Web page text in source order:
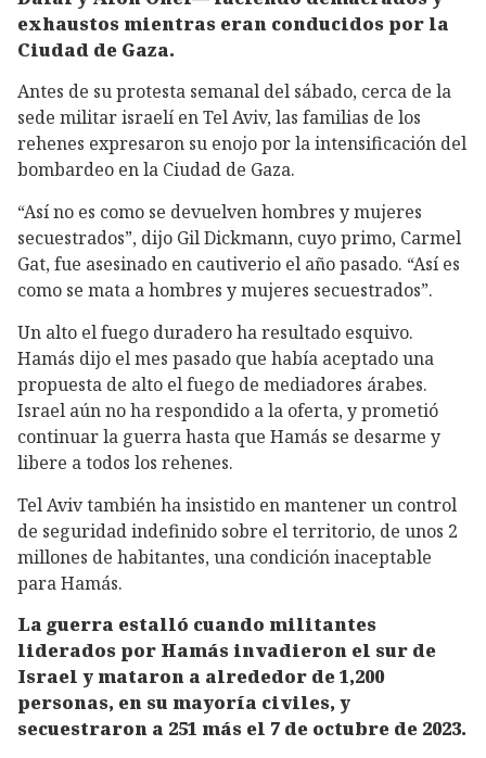
exhaustos mientras eran conducidos por la
Ciudad de Gaza.
Antes de su protesta semanal del sábado, cerca de la
sede militar israelí en Tel Aviv, las familias de los
rehenes expresaron su enojo por la intensificación del
bombardeo en la Ciudad de Gaza.
“Así no es como se devuelven hombres y mujeres
secuestrados”, dijo Gil Dickmann, cuyo primo, Carmel
Gat, fue asesinado en cautiverio el año pasado. “Así es
como se mata a hombres y mujeres secuestrados”.
Un alto el fuego duradero ha resultado esquivo.
Hamás dijo el mes pasado que había aceptado una
propuesta de alto el fuego de mediadores árabes.
Israel aún no ha respondido a la oferta, y prometió
continuar la guerra hasta que Hamás se desarme y
libere a todos los rehenes.
Tel Aviv también ha insistido en mantener un control
de seguridad indefinido sobre el territorio, de unos 2
millones de habitantes, una condición inaceptable
para Hamás.
La guerra estalló cuando militantes
liderados por Hamás invadieron el sur de
Israel y mataron a alrededor de 1,200
personas, en su mayoría civiles, y
secuestraron a 251 más el 7 de octubre de 2023.